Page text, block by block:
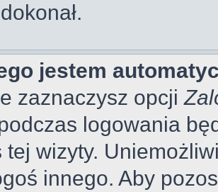
jestem
zaznaczysz opcji
logowania
tej wizyty.
innego. Aby